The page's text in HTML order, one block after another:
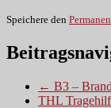
Speichere den
← B3 –
THL